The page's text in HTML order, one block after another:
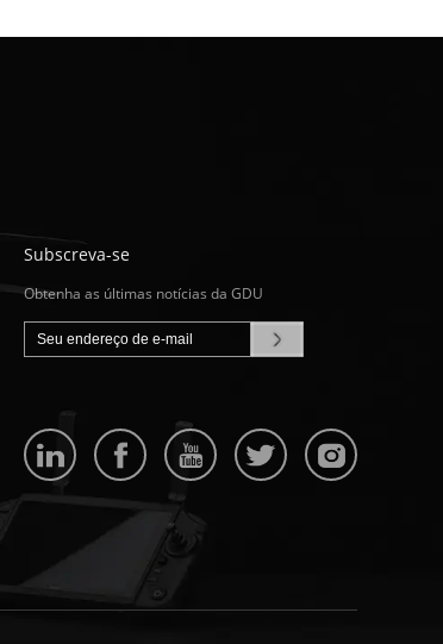
Subscreva-se
Obtenha as últimas notícias da GDU